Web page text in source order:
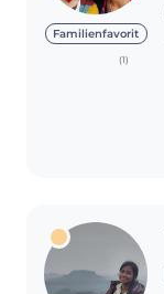
Familienfavorit
(1)